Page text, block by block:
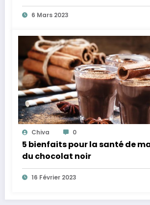
6 Mars 2023
Chiva 0
5 bienfaits pour la santé de
du chocolat noir
16 Février 2023